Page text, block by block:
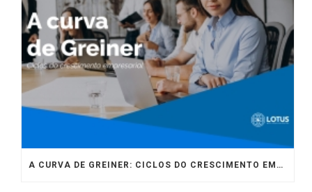
A CURVA DE GREINER: CICLOS DO CRESCIMENTO EMPRESARIAL